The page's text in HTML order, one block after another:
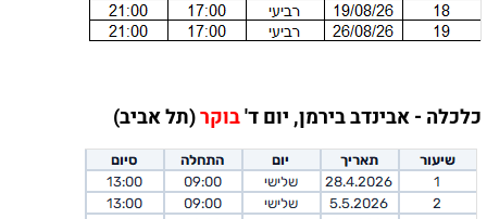
כלכלה - אבינדב בירמן, יום ד'בוקר(תל אביב)